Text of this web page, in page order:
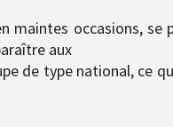
maintes occasions, se
aux
de type national, ce